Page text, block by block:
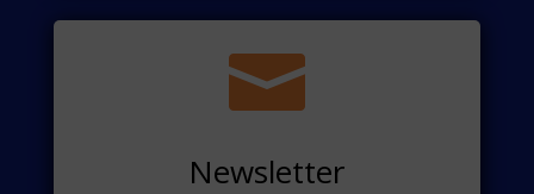

Newsletter